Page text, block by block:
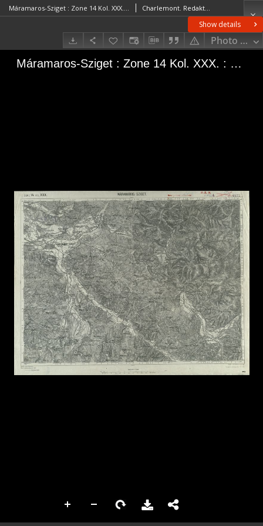
Show details
Photo
Máramaros-Sziget : Zone 14 Kol. XXX. : 4872 Charlemont. RedaktorJonak von Freyenwald, Richard (1852–1918)